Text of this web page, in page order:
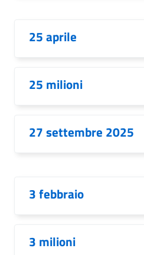
25 aprile
25 milioni
27 settembre 2025
3 febbraio
3 milioni